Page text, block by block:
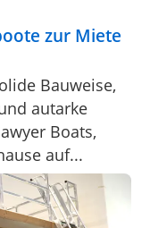
zur Miete
Bauweise,
autarke
Boats,
auf...